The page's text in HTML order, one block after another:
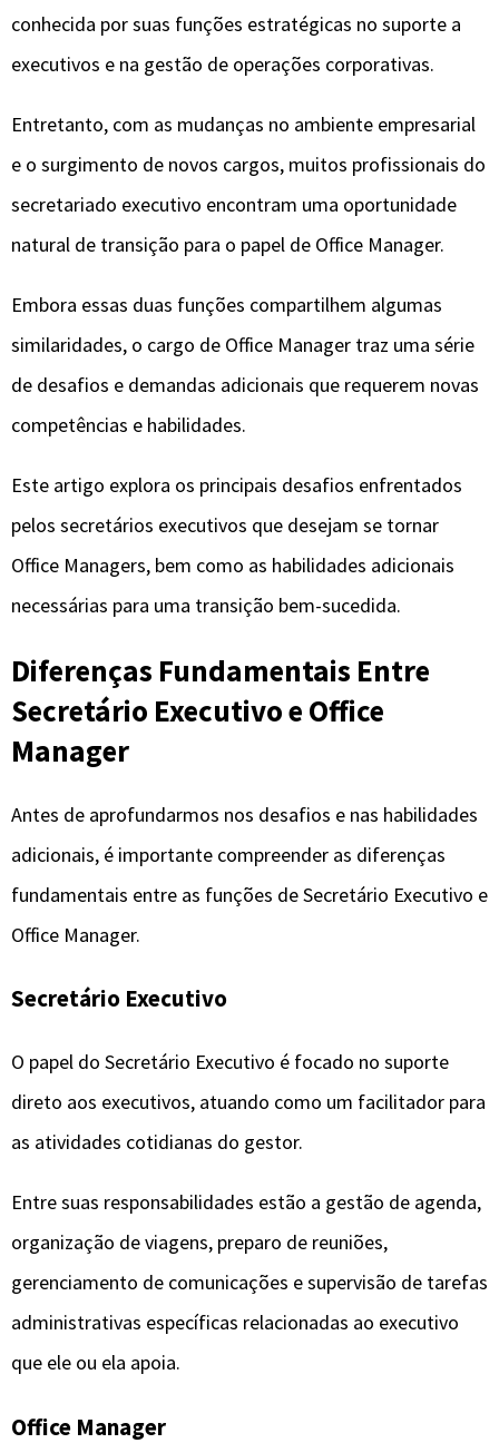
conhecida por suas funções estratégicas no suporte a
executivos e na gestão de operações corporativas.
Entretanto, com as mudanças no ambiente empresarial
e o surgimento de novos cargos, muitos profissionais do
secretariado executivo encontram uma oportunidade
natural de transição para o papel de Office Manager.
Embora essas duas funções compartilhem algumas
similaridades, o cargo de Office Manager traz uma série
de desafios e demandas adicionais que requerem novas
competências e habilidades.
Este artigo explora os principais desafios enfrentados
pelos secretários executivos que desejam se tornar
Office Managers, bem como as habilidades adicionais
necessárias para uma transição bem-sucedida.
Diferenças Fundamentais Entre
Secretário Executivo e Office
Manager
Antes de aprofundarmos nos desafios e nas habilidades
adicionais, é importante compreender as diferenças
fundamentais entre as funções de Secretário Executivo e
Office Manager.
Secretário Executivo
O papel do Secretário Executivo é focado no suporte
direto aos executivos, atuando como um facilitador para
as atividades cotidianas do gestor.
Entre suas responsabilidades estão a gestão de agenda,
organização de viagens, preparo de reuniões,
gerenciamento de comunicações e supervisão de tarefas
administrativas específicas relacionadas ao executivo
que ele ou ela apoia.
Office Manager